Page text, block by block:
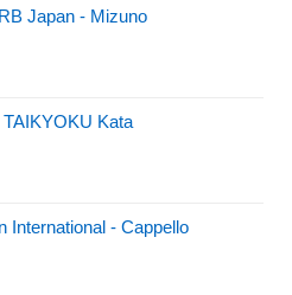
Japan - Mizuno
Kata
International - Cappello